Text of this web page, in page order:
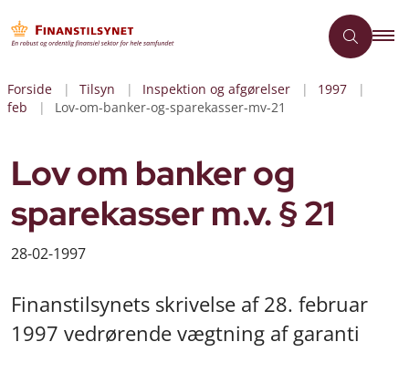
Forside Tilsyn Inspektion og afgørelser
1997
feb
Lov-om-banker-og-sparekasser-mv-21
Lov om banker og
sparekasser m.v. § 21
28-02-1997
Finanstilsynets skrivelse af 28. februar
1997 vedrørende vægtning af garanti